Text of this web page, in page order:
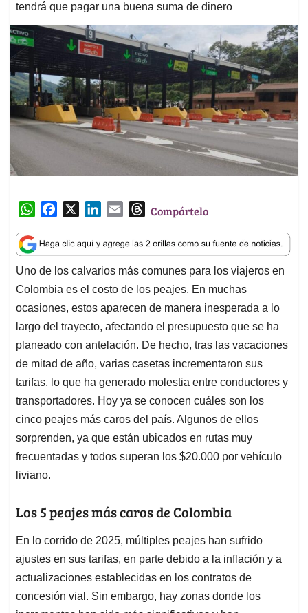
tendrá que pagar una buena suma de dinero
W
a
t
s
A
p
p
c
e
b
o
o
k
n
k
e
d
I
n
a
i
l
T
r
e
a
d
s
Compártelo
Uno de los calvarios más comunes para los viajeros en
Colombia es el costo de los peajes. En muchas
ocasiones, estos aparecen de manera inesperada a lo
largo del trayecto, afectando el presupuesto que se ha
planeado con antelación. De hecho, tras las vacaciones
de mitad de año, varias casetas incrementaron sus
tarifas, lo que ha generado molestia entre conductores y
transportadores. Hoy ya se conocen cuáles son los
cinco peajes más caros del país. Algunos de ellos
sorprenden, ya que están ubicados en rutas muy
frecuentadas y todos superan los $20.000 por vehículo
liviano.
Los 5 peajes más caros de Colombia
En lo corrido de 2025, múltiples peajes han sufrido
ajustes en sus tarifas, en parte debido a la inflación y a
actualizaciones establecidas en los contratos de
concesión vial. Sin embargo, hay zonas donde los